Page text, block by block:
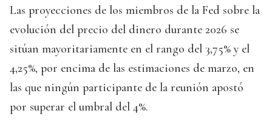
Las proyecciones de los miembros de la Fed sobre la
evolución del precio del dinero durante 2026 se
sitúan mayoritariamente en el rango del 3,75% y el
4,25%, por encima de las estimaciones de marzo, en
las que ningún participante de la reunión apostó
por superar el umbral del 4%.